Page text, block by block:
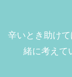
辛いとき助け
緒に考えて